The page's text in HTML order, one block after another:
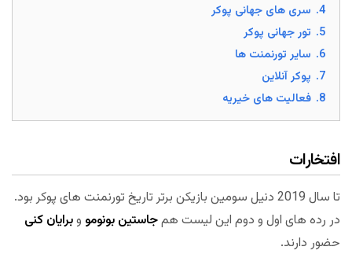
4. سری های جهانی پوکر
5. تور جهانی پوکر
6. سایر تورنمنت ها
7. پوکر آنلاین
8. فعالیت های خیریه
افتخارات
تا سال 2019 دنیل سومین بازیکن برتر تاریخ تورنمنت های پوکر بود.
در رده های اول و دوم این لیست همجاستین بونومو وبرایان کنی
حضور دارند.